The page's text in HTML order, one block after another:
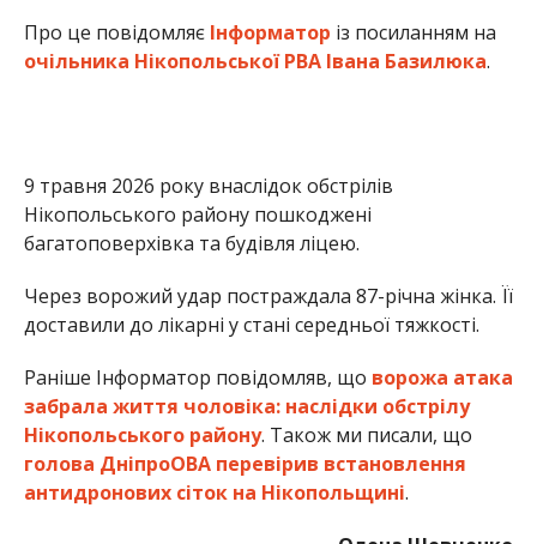
Про це повідомляє Інформатор із посиланням на
очільника Нікопольської РВА Івана Базилюка.
9 травня 2026 року внаслідок обстрілів
Нікопольського району пошкоджені
багатоповерхівка та будівля ліцею.
Через ворожий удар постраждала 87-річна жінка. Її
доставили до лікарні у стані середньої тяжкості.
Раніше Інформатор повідомляв, що ворожа атака
забрала життя чоловіка: наслідки обстрілу
Нікопольського району. Також ми писали, що
голова ДніпроОВА перевірив встановлення
антидронових сіток на Нікопольщині.